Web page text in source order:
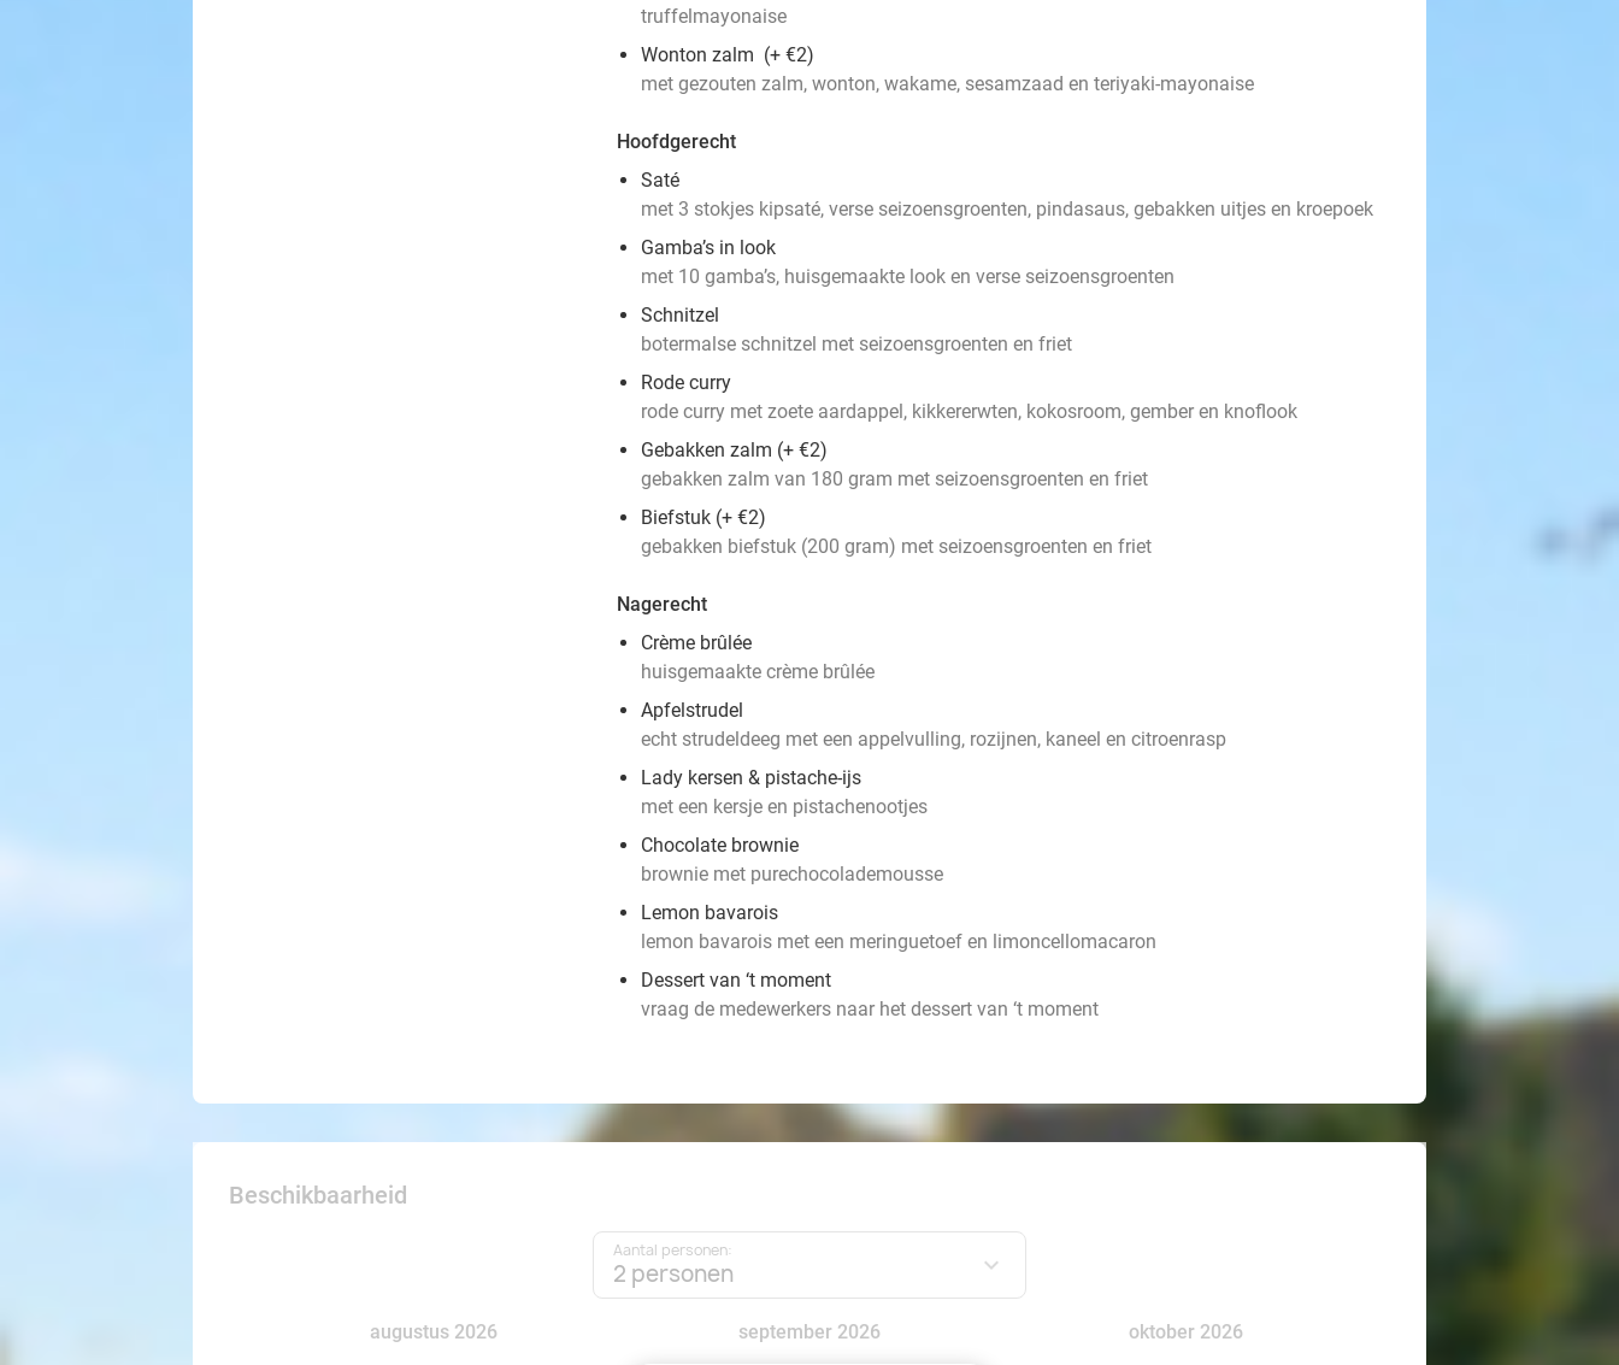
truffelmayonaise
Wonton zalm (+ €2)
met gezouten zalm, wonton, wakame, sesamzaad en teriyaki-mayonaise
Hoofdgerecht
Saté
met 3 stokjes kipsaté, verse seizoensgroenten, pindasaus, gebakken uitjes en kroepoek
Gamba’s in look
met 10 gamba’s, huisgemaakte look en verse seizoensgroenten
Schnitzel
botermalse schnitzel met seizoensgroenten en friet
Rode curry
rode curry met zoete aardappel, kikkererwten, kokosroom, gember en knoflook
Gebakken zalm (+ €2)
gebakken zalm van 180 gram met seizoensgroenten en friet
Biefstuk (+ €2)
gebakken biefstuk (200 gram) met seizoensgroenten en friet
Nagerecht
Crème brûlée
huisgemaakte crème brûlée
Apfelstrudel
echt strudeldeeg met een appelvulling, rozijnen, kaneel en citroenrasp
Lady kersen & pistache-ijs
met een kersje en pistachenootjes
Chocolate brownie
brownie met purechocolademousse
Lemon bavarois
lemon bavarois met een meringuetoef en limoncellomacaron
Dessert van ‘t moment
vraag de medewerkers naar het dessert van ‘t moment
Beschikbaarheid
Aantal personen:
2 personen
augustus 2026
september 2026
oktober 2026